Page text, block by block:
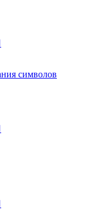
символов